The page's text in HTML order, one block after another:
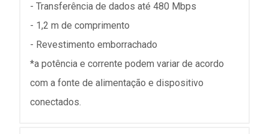
- Transferência de dados até 480 Mbps
- 1,2 m de comprimento
- Revestimento emborrachado
*a potência e corrente podem variar de acordo
com a fonte de alimentação e dispositivo
conectados.